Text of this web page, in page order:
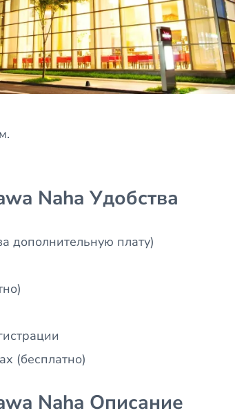
Naha Удобства
дополнительную плату)
(бесплатно)
Naha Описание